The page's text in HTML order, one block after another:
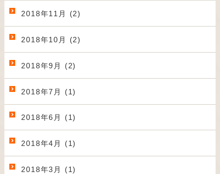
2018年11月 (2)
2018年10月 (2)
2018年9月 (2)
2018年7月 (1)
2018年6月 (1)
2018年4月 (1)
2018年3月 (1)